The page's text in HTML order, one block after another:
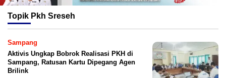
Topik Pkh Sreseh
Sampang
Aktivis Ungkap Bobrok Realisasi PKH di
Sampang, Ratusan Kartu Dipegang Agen
Brilink